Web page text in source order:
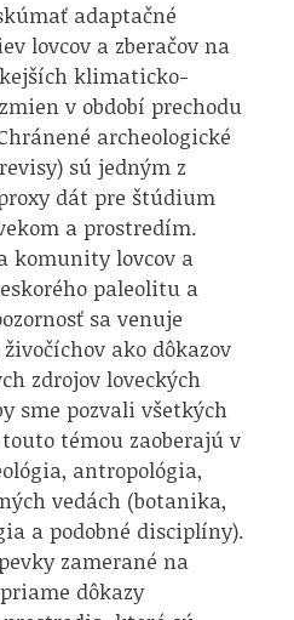
adaptačné
lovcov a zberačov na
klimaticko-
v období prechodu
archeologické
sú jedným z
dát pre štúdium
a prostredím.
komunity lovcov a
paleolitu a
sa venuje
ako dôkazov
zdrojov loveckých
sme pozvali všetkých
témou zaoberajú v
antropológia,
vedách (botanika,
a podobné disciplíny).
zamerané na
dôkazy